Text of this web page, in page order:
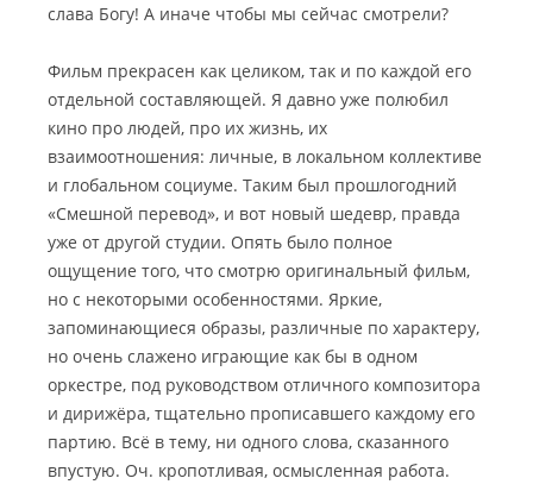
слава Богу! А иначе чтобы мы сейчас смотрели?
Фильм прекрасен как целиком, так и по каждой его
отдельной составляющей. Я давно уже полюбил
кино про людей, про их жизнь, их
взаимоотношения: личные, в локальном коллективе
и глобальном социуме. Таким был прошлогодний
«Смешной перевод», и вот новый шедевр, правда
уже от другой студии. Опять было полное
ощущение того, что смотрю оригинальный фильм,
но с некоторыми особенностями. Яркие,
запоминающиеся образы, различные по характеру,
но очень слажено играющие как бы в одном
оркестре, под руководством отличного композитора
и дирижёра, тщательно прописавшего каждому его
партию. Всё в тему, ни одного слова, сказанного
впустую. Оч. кропотливая, осмысленная работа.